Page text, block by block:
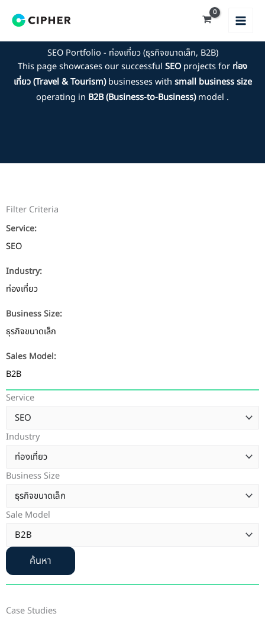
SEO Portfolio - ท่องเที่ยว (ธุรกิจขนาดเล็ก, B2B)
This page showcases our successful SEO projects for ท่อง
เที่ยว (Travel & Tourism)businesses with small business size
operating in B2B (Business-to-Business)model .
Filter Criteria
Service:
SEO
Industry:
ท่องเที่ยว
Business Size:
ธุรกิจขนาดเล็ก
Sales Model:
B2B
Service
Industry
Business Size
Sale Model
ค้นหา
Case Studies